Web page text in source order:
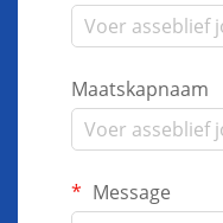
Maatskapnaam
Message